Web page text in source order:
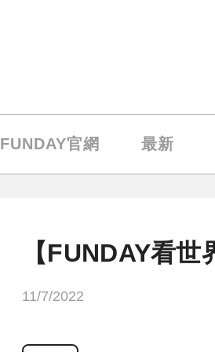
FUNDAY官網 最新
【FUNDAY看
11/7/2022